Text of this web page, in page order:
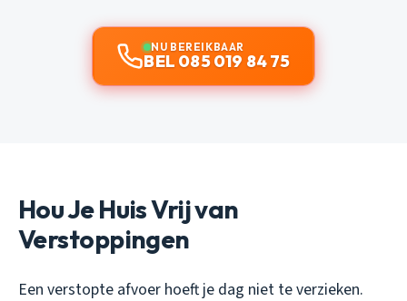
NU BEREIKBAAR
BEL 085 019 84 75
Hou Je Huis Vrij van
Verstoppingen
Een verstopte afvoer hoeft je dag niet te verzieken.